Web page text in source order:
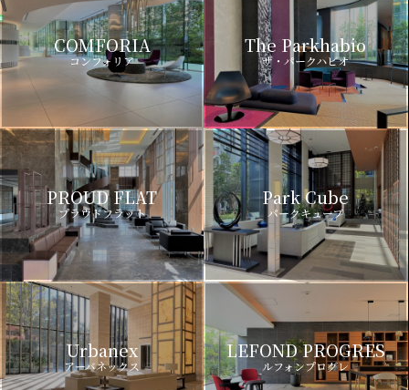
COMFORIA
コンフォリア
The Parkhabio
ザ・パークハビオ
PROUD FLAT
プラウドフラット
Park Cube
パークキューブ
Urbanex
アーバネックス
LEFOND PROGRES
ルフォンプログレ